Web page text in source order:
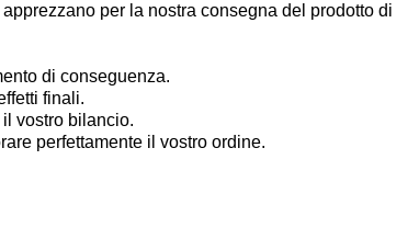
per la nostra consegna del prodotto di
di conseguenza.
finali.
vostro bilancio.
perfettamente il vostro ordine.